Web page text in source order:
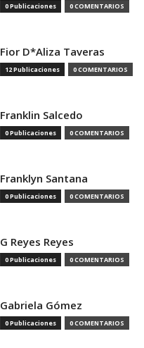
0 Publicaciones 0 COMENTARIOS
Fior D*Aliza Taveras
12 Publicaciones 0 COMENTARIOS
Franklin Salcedo
0 Publicaciones 0 COMENTARIOS
Franklyn Santana
0 Publicaciones 0 COMENTARIOS
G Reyes Reyes
0 Publicaciones 0 COMENTARIOS
Gabriela Gómez
0 Publicaciones 0 COMENTARIOS